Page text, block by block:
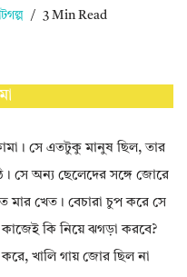
3 Min Read
সে এতটুকু মানুষ ছিল, তার
সে অন্য ছেলেদের সঙ্গে জোরে
মার খেত। বেচারা চুপ করে সে
কি নিয়ে ঝগড়া করবে?
খালি গায় জোর ছিল না